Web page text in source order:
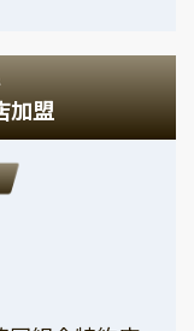
加盟